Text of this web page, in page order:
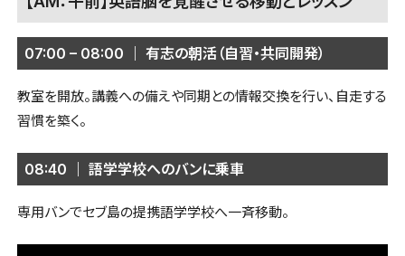
07:00 – 08:00 ｜ 有志の朝活（自習・共同開発）
教室を開放。講義への備えや同期との情報交換を行い、自走する
習慣を築く。
08:40 ｜ 語学学校へのバンに乗車
専用バンでセブ島の提携語学学校へ一斉移動。